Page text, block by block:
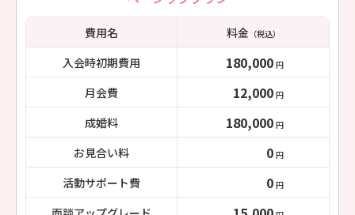
費用名 料金（税込）
入会時初期費用 180,000 円
月会費 12,000 円
成婚料 180,000 円
お見合い料 0 円
活動サポート費 0 円